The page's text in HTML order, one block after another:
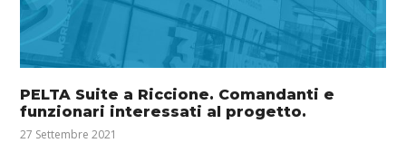
PELTA Suite a Riccione. Comandanti e
funzionari interessati al progetto.
27 Settembre 2021